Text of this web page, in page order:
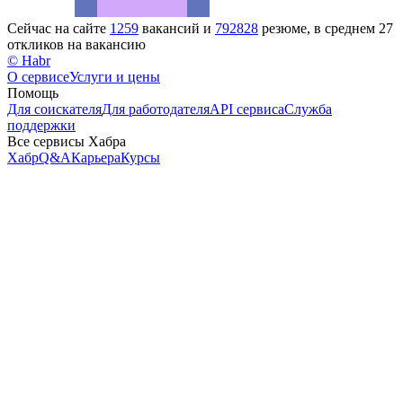
Сейчас на сайте 1259 вакансий и 792828 резюме, в среднем 27
откликов на вакансию
© Habr
О сервисеУслуги и цены
Помощь
Для соискателяДля работодателяAPI сервисаСлужба
поддержки
Все сервисы Хабра
ХабрQ&AКарьераКурсы